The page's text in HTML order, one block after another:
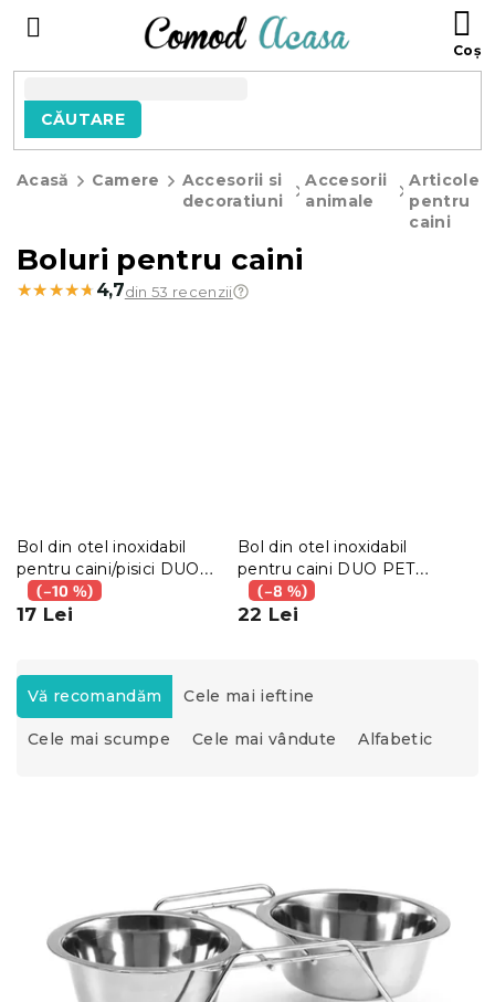
CĂUTARE
Acasă Camere
Accesorii si
decoratiuni
Accesorii
animale
Articole
pentru
caini
Boluri pentru caini
★★★★★
★★★★★ 4,7din 53 recenzii
Bol din otel inoxidabil
pentru caini/pisici DUO
PETZ Ø 13 cm
(–10 %)
17 Lei
Bol din otel inoxidabil
pentru caini DUO PETZ
Ø 17 cm
(–8 %)
22 Lei
S
e
l
e
Vă recomandăm Cele mai ieftine
Cele mai scumpe Cele mai vândute Alfabetic